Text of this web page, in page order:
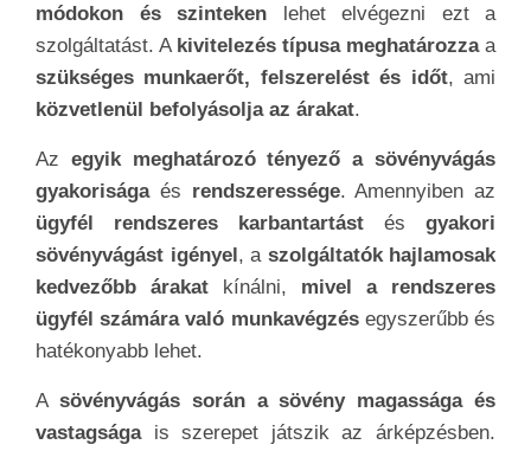
módokon és szinteken lehet elvégezni ezt a
szolgáltatást. A kivitelezés típusa meghatározzaa
szükséges munkaerőt, felszerelést és időt, ami
közvetlenül befolyásolja az árakat.
Az egyik meghatározó tényező a sövényvágás
gyakoriságaés rendszeressége. Amennyiben az
ügyfél rendszeres karbantartást és gyakori
sövényvágást igényel, a szolgáltatók hajlamosak
kedvezőbb árakat kínálni, mivel a rendszeres
ügyfél számára való munkavégzésegyszerűbb és
hatékonyabb lehet.
A sövényvágás során a sövény magassága és
vastagságais szerepet játszik az árképzésben.